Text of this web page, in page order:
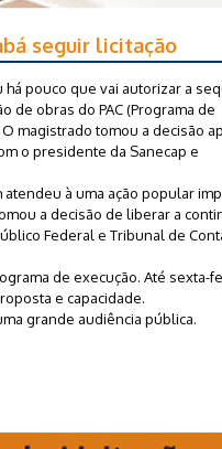
seguir licitação
há pouco que vai autorizar a
de obras do PAC (Programa de
magistrado tomou a decisão
o presidente da Sanecap e
à uma ação popular
a decisão de liberar a
Federal e Tribunal de
de execução. Até sexta-
e capacidade.
grande audiência pública.